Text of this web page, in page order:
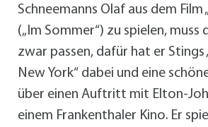
Schneemanns Olaf aus dem Film
(„Im Sommer“) zu spielen, muss
zwar passen, dafür hat er Stings
New York“ dabei und eine
über einen Auftritt mit Elton-
einem Frankenthaler Kino. Er